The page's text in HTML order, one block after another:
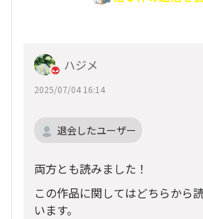
ハジメ
2025/07/04 16:14
退会したユーザー
両方とも読みました！
この作品に関してはどちらから
います。